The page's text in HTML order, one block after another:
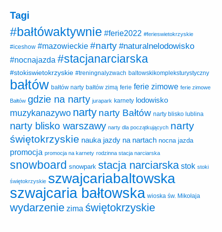
Tagi
#bałtówaktywnie #ferie2022 #ferieswietokrzyskie
#iceshow #mazowieckie #narty #naturalnelodowisko
#nocnajazda #stacjanarciarska
#stokiswietokrzyskie #treningnalyzwach baltowskikompleksturystyczny
bałtów bałtów narty bałtów zimą ferie ferie zimowe ferie zimowe
Bałtów gdzie na narty jurapark karnety lodowisko
muzykanazywo narty narty Bałtów narty blisko lublina
narty blisko warszawy narty dla początkujących narty
świętokrzyskie nauka jazdy na nartach nocna jazda
promocja promocja na karnety rodzinna stacja narciarska
snowboard snowpark stacja narciarska stok stoki
świętokrzyskie szwajcariabaltowska
szwajcaria bałtowska wioska św. Mikołaja
wydarzenie zima świętokrzyskie